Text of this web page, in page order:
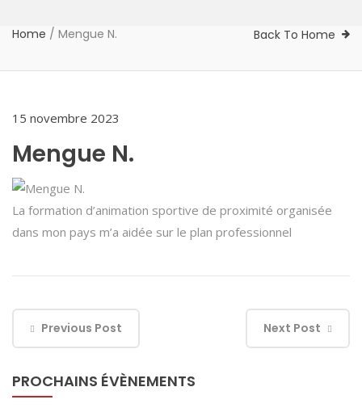
Home / Mengue N. Back To Home
15 novembre 2023
Mengue N.
La formation d’animation sportive de proximité organisée
dans mon pays m’a aidée sur le plan professionnel
Previous Post Next Post
PROCHAINS ÉVÈNEMENTS